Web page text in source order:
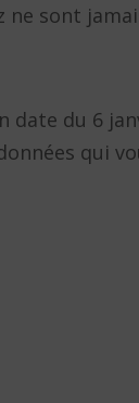
sont
du 6
qui